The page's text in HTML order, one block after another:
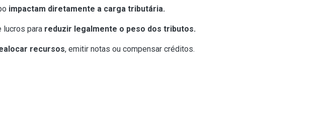
impactam diretamente a carga tributária.
lucros para reduzir legalmente o peso dos tributos.
recursos, emitir notas ou compensar créditos.